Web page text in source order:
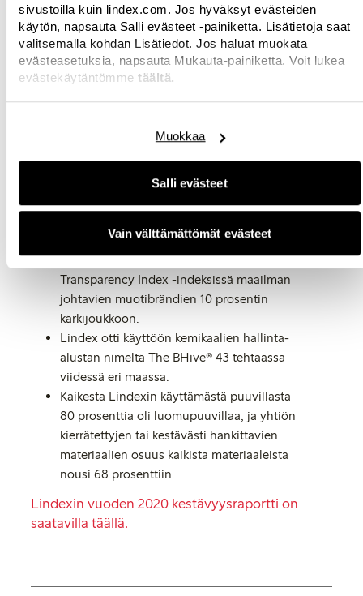
sivustoilla kuin lindex.com. Jos hyväksyt evästeiden
käytön, napsauta Salli evästeet -painiketta. Lisätietoja saat
valitsemalla kohdan Lisätiedot. Jos haluat muokata
evästeasetuksia, napsauta Mukauta-painiketta. Voit lukea
evästekäytäntömme täältä.
Salli evästeet
Muokkaa
Vain välttämättömät evästeet
toimitusketjussaan.
Lindex ylitti kaikki tavoitettavien ihmisten
määrää koskevat tavoitteensa WaterAidin
kanssa toteutetussa yhteistyöhankkeessa,
joka keskittyy parantamaan puhtaan
juomaveden saatavuutta, viemäröintiä ja
Lindex oli merkittävässä roolissa uuden
hiilineutraalin brändin Closelyn
lanseerauksessa.
Lindex kokeili ensimmäistä kertaa
Switching Gear -hanketta.
Lindex sijoittui vuoden 2020 Fashion
Transparency Index -indeksissä maailman
johtavien muotibrändien 10 prosentin
kärkijoukkoon.
Lindex otti käyttöön kemikaalien hallinta-
alustan nimeltä The BHive® 43 tehtaassa
viidessä eri maassa.
Kaikesta Lindexin käyttämästä puuvillasta
80 prosenttia oli luomupuuvillaa, ja yhtiön
kierrätettyjen tai kestävästi hankittavien
materiaalien osuus kaikista materiaaleista
nousi 68 prosenttiin.
Lindexin vuoden 2020 kestävyysraportti on
saatavilla täällä.